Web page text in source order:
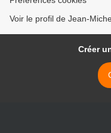
Voir le profil de Jean-
Créer